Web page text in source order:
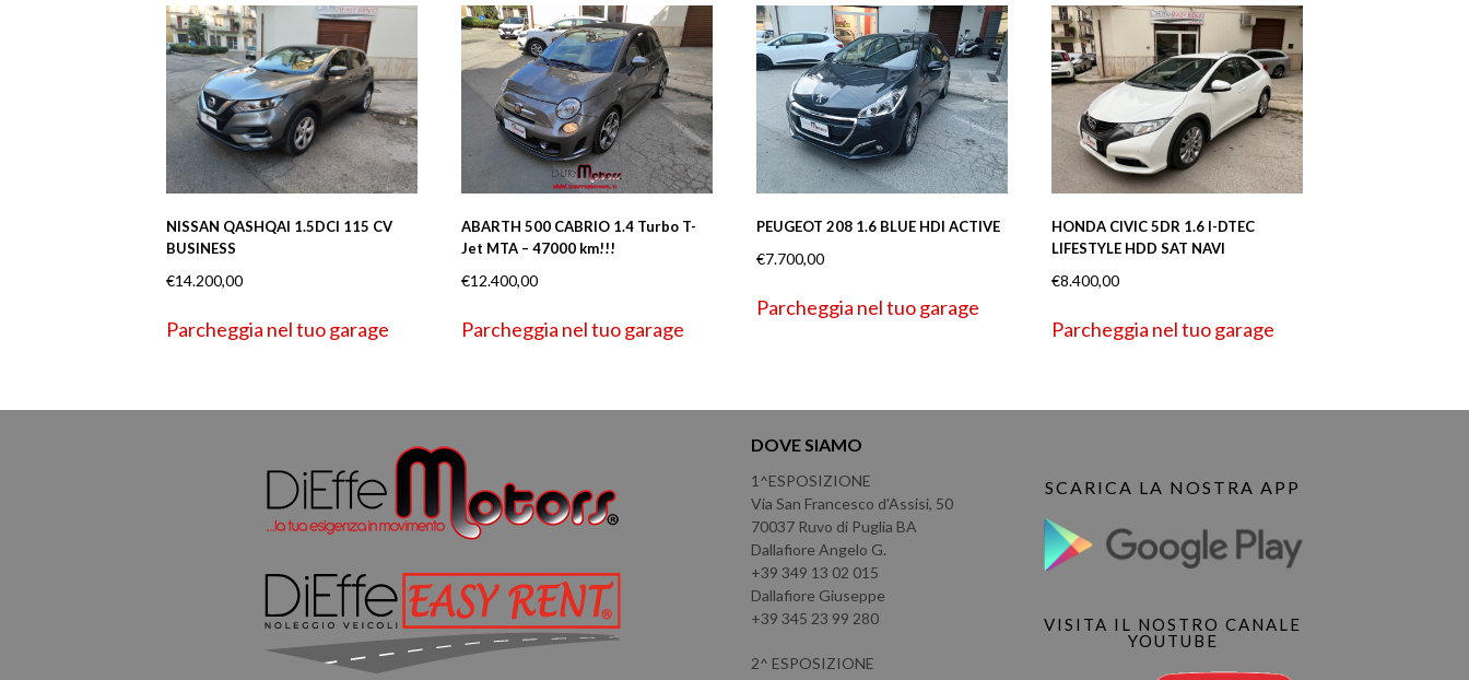
NISSAN QASHQAI 1.5DCI 115 CV
BUSINESS
€14.200,00
Parcheggia nel tuo garage
ABARTH 500 CABRIO 1.4 Turbo T-
Jet MTA – 47000 km!!!
€12.400,00
Parcheggia nel tuo garage
PEUGEOT 208 1.6 BLUE HDI ACTIVE
€7.700,00
Parcheggia nel tuo garage
HONDA CIVIC 5DR 1.6 I-DTEC
LIFESTYLE HDD SAT NAVI
€8.400,00
Parcheggia nel tuo garage
DOVE SIAMO
1^ESPOSIZIONE
Via San Francesco d'Assisi, 50
70037 Ruvo di Puglia BA
Dallafiore Angelo G.
+39 349 13 02 015
Dallafiore Giuseppe
+39 345 23 99 280
2^ ESPOSIZIONE
SCARICA LA NOSTRA APP
VISITA IL NOSTRO CANALE
YOUTUBE